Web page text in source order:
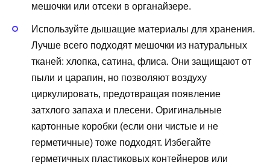
мешочки или отсеки в органайзере.
Используйте дышащие материалы для хранения.
Лучше всего подходят мешочки из натуральных
тканей: хлопка, сатина, флиса. Они защищают от
пыли и царапин, но позволяют воздуху
циркулировать, предотвращая появление
затхлого запаха и плесени. Оригинальные
картонные коробки (если они чистые и не
герметичные) тоже подходят. Избегайте
герметичных пластиковых контейнеров или